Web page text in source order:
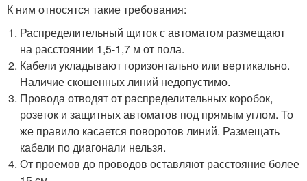
К ним относятся такие требования:
Распределительный щиток с автоматом размещают
на расстоянии 1,5-1,7 м от пола.
Кабели укладывают горизонтально или вертикально.
Наличие скошенных линий недопустимо.
Провода отводят от распределительных коробок,
розеток и защитных автоматов под прямым углом. То
же правило касается поворотов линий. Размещать
кабели по диагонали нельзя.
От проемов до проводов оставляют расстояние более